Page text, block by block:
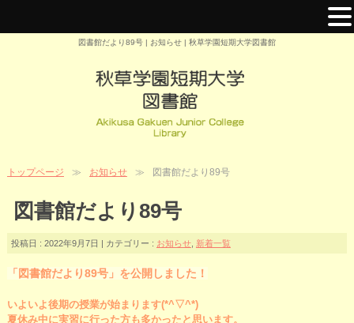
図書館だより89号 | お知らせ | 秋草学園短期大学図書館
トップページ お知らせ 図書館だより89号
図書館だより89号
投稿日 : 2022年9月7日 | カテゴリー : お知らせ, 新着一覧
「図書館だより89号」を公開しました！
いよいよ後期の授業が始まります(*^▽^*)
夏休み中に実習に行った方も多かったと思います。